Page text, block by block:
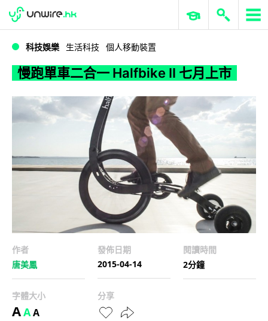
慢跑單車二合一 Halfbike II 七月上市
WWDC 2026 ERP 與商業 AI
科技娛樂 生活科技 個人移動裝置
慢跑單車二合一 Halfbike II 七月上市
作者
唐美鳳
發佈日期
2015-04-14
閱讀時間
2分鐘
字體大小
AAA
分享